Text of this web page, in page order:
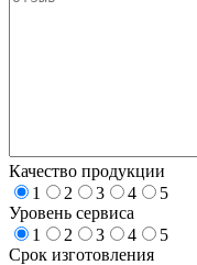
Качество продукции
1
2 3 4
5
Уровень сервиса
1
2 3 4
5
Срок изготовления